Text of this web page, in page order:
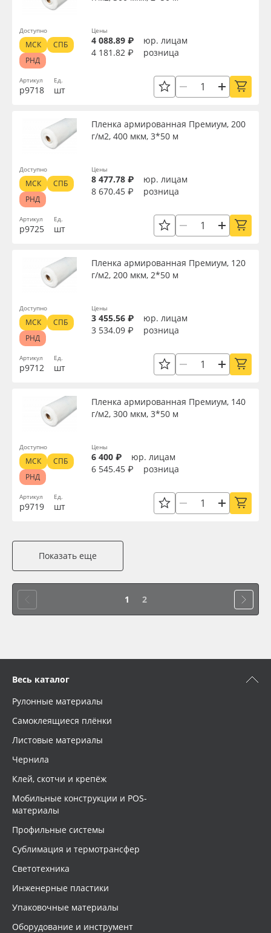
Артикул
р9718
Ед.
шт
Цены
4 088.89 ₽
юр. лицам
4 181.82 ₽
розница
Доступно
МСК
СПБ
РНД
Артикул
р9725
Пленка армированная Премиум, 200
г/м2, 400 мкм, 3*50 м
Ед.
шт
Цены
8 477.78 ₽
юр. лицам
8 670.45 ₽
розница
Доступно
МСК
СПБ
РНД
Артикул
р9712
Пленка армированная Премиум, 120
г/м2, 200 мкм, 2*50 м
Ед.
шт
Цены
3 455.56 ₽
юр. лицам
3 534.09 ₽
розница
Доступно
МСК
СПБ
РНД
Артикул
р9719
Пленка армированная Премиум, 140
г/м2, 300 мкм, 3*50 м
Ед.
шт
Цены
6 400 ₽
юр. лицам
6 545.45 ₽
розница
Доступно
МСК
СПБ
РНД
Показать еще
1 2
Весь каталог
Рулонные материалы
Самоклеящиеся плёнки
Листовые материалы
Чернила
Клей, скотчи и крепёж
Мобильные конструкции и POS-
материалы
Профильные системы
Сублимация и термотрансфер
Светотехника
Инженерные пластики
Упаковочные материалы
Оборудование и инструмент